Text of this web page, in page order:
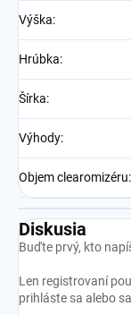
Výška:
Hrúbka:
Šírka:
Výhody:
Objem clearomizéru:
Diskusia
Buďte prvý, kto
Len registrovaní
prihláste sa alebo sa